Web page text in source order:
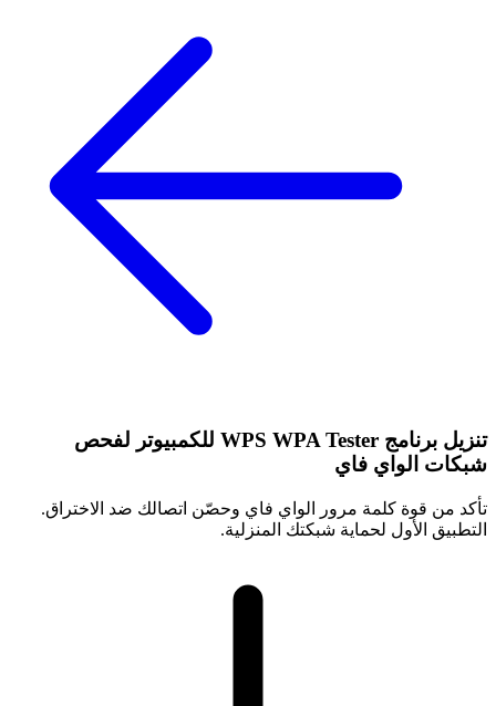
تنزيل برنامج WPS WPA Tester للكمبيوتر لفحص
شبكات الواي فاي
تأكد من قوة كلمة مرور الواي فاي وحصّن اتصالك ضد الاختراق.
التطبيق الأول لحماية شبكتك المنزلية.